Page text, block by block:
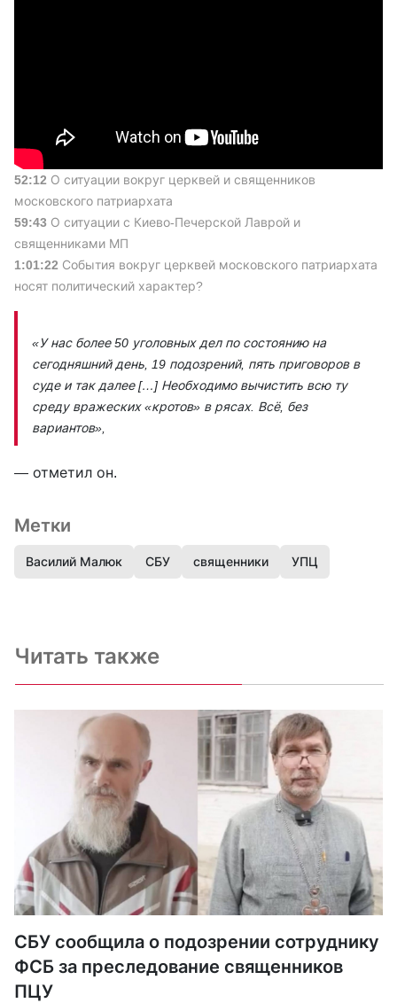
52:12 О ситуации вокруг церквей и священников
московского патриархата
59:43 О ситуации с Киево-Печерской Лаврой и
священниками МП
1:01:22 События вокруг церквей московского патриархата
носят политический характер?
«У нас более 50 уголовных дел по состоянию на
сегодняшний день, 19 подозрений, пять приговоров в
суде и так далее […] Необходимо вычистить всю ту
среду вражеских «кротов» в рясах. Всё, без
вариантов»,
— отметил он.
Метки
Василий Малюк СБУ священники УПЦ
Читать также
СБУ сообщила о подозрении сотруднику
ФСБ за преследование священников
ПЦУ